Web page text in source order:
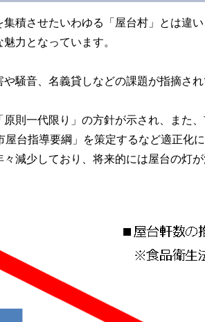
積させたいわゆる「屋台村」とは違
力となっています。
騒音、名義貸しなどの課題が指摘され
則一代限り」の方針が示され、また
台指導要綱」を策定するなど適正化
減少しており、将来的には屋台の灯